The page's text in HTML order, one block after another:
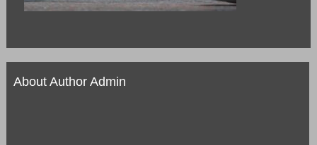
About Author Admin